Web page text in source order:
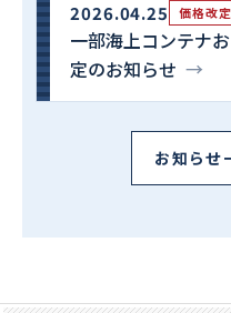
2026.04.25 価格改定
一部海上コンテナ
定のお知らせ →
お知ら